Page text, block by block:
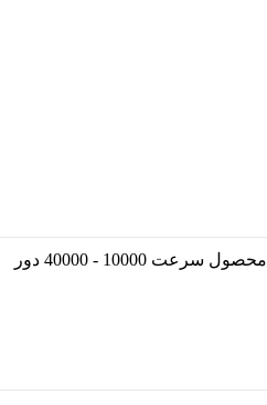
محصول سرعت
10000 - 40000 دور